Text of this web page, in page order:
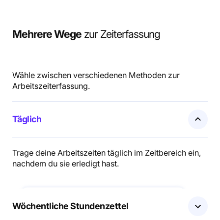
Mehrere Wegezur Zeiterfassung
Wähle zwischen verschiedenen Methoden zur
Arbeitszeiterfassung.
Täglich
Trage deine Arbeitszeiten täglich im Zeitbereich ein,
nachdem du sie erledigt hast.
Wöchentliche Stundenzettel